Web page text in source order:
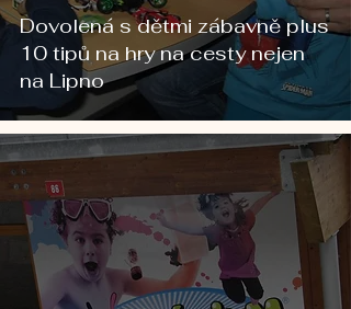
Dovolená s dětmi zábavně plus
10 tipů na hry na cesty nejen
na Lipno